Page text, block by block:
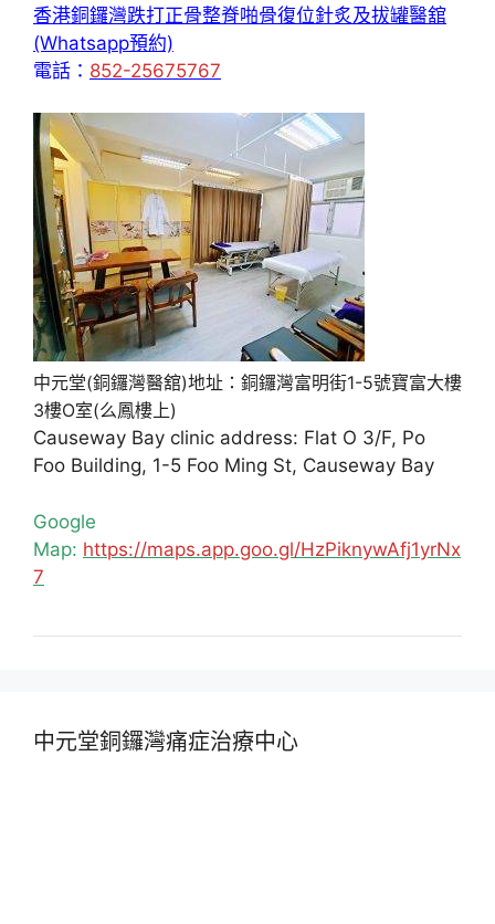
香港銅鑼灣跌打正骨整脊啪骨復位針炙及拔罐醫舘
(Whatsapp預約)
電話： 852-25675767
中元堂(銅鑼灣醫舘)地址：銅鑼灣富明街1-5號寶富大樓
3樓O室(么鳳樓上)
Causeway Bay clinic address: Flat O 3/F, Po
Foo Building, 1-5 Foo Ming St, Causeway Bay
Google
Map: https://maps.app.goo.gl/HzPiknywAfj1yrNx
7
中元堂銅鑼灣痛症治療中心